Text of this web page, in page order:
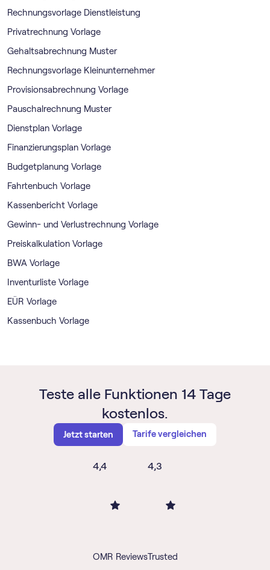
Rechnungsvorlage Dienstleistung
Privatrechnung Vorlage
Gehaltsabrechnung Muster
Rechnungsvorlage Kleinunternehmer
Provisionsabrechnung Vorlage
Pauschalrechnung Muster
Dienstplan Vorlage
Finanzierungsplan Vorlage
Budgetplanung Vorlage
Fahrtenbuch Vorlage
Kassenbericht Vorlage
Gewinn- und Verlustrechnung Vorlage
Preiskalkulation Vorlage
BWA Vorlage
Inventurliste Vorlage
EÜR Vorlage
Kassenbuch Vorlage
Teste alle Funktionen 14 Tage
kostenlos.
Jetzt starten Tarife vergleichen
4,4
OMR Reviews
4,3
Trusted